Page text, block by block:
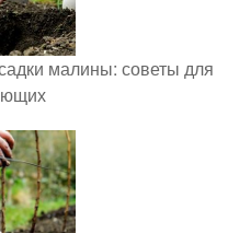
малины: советы для